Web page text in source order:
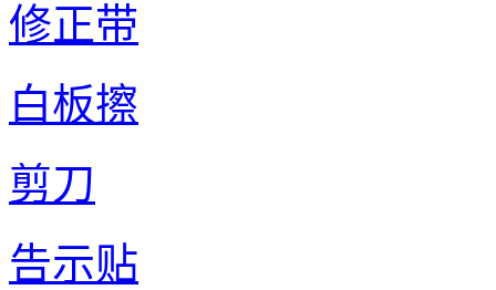
修正带
白板擦
剪刀
告示贴